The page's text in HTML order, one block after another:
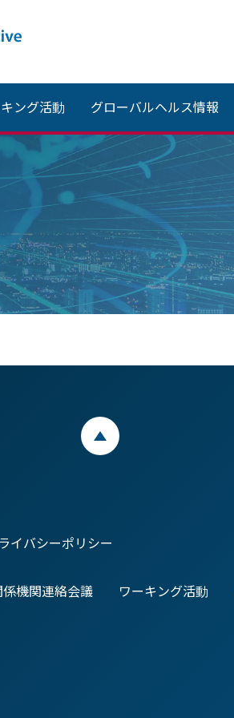
ング活動 グローバルヘルス情報
イバシーポリシー
係機関連絡会議 ワーキング活動